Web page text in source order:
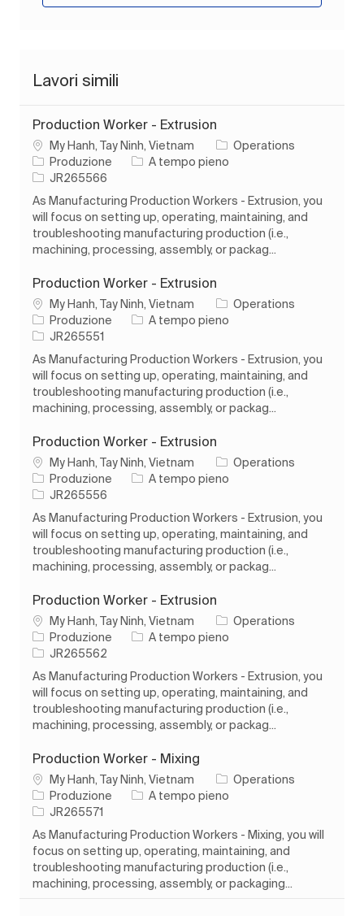
Lavori simili
Production Worker - Extrusion
Ubicazione
My Hanh, Tay Ninh, Vietnam
Operations
Categoria
Produzione Tipo di lavoro
A tempo pieno
ID processo
JR265566
As Manufacturing Production Workers - Extrusion, you
will focus on setting up, operating, maintaining, and
troubleshooting manufacturing production (i.e.,
machining, processing, assembly, or packag...
Production Worker - Extrusion
Ubicazione
My Hanh, Tay Ninh, Vietnam
Operations
Categoria
Produzione Tipo di lavoro
A tempo pieno
ID processo
JR265551
As Manufacturing Production Workers - Extrusion, you
will focus on setting up, operating, maintaining, and
troubleshooting manufacturing production (i.e.,
machining, processing, assembly, or packag...
Production Worker - Extrusion
Ubicazione
My Hanh, Tay Ninh, Vietnam
Operations
Categoria
Produzione Tipo di lavoro
A tempo pieno
ID processo
JR265556
As Manufacturing Production Workers - Extrusion, you
will focus on setting up, operating, maintaining, and
troubleshooting manufacturing production (i.e.,
machining, processing, assembly, or packag...
Production Worker - Extrusion
Ubicazione
My Hanh, Tay Ninh, Vietnam
Operations
Categoria
Produzione Tipo di lavoro
A tempo pieno
ID processo
JR265562
As Manufacturing Production Workers - Extrusion, you
will focus on setting up, operating, maintaining, and
troubleshooting manufacturing production (i.e.,
machining, processing, assembly, or packag...
Production Worker - Mixing
Ubicazione
My Hanh, Tay Ninh, Vietnam
Operations
Categoria
Produzione Tipo di lavoro
A tempo pieno
ID processo
JR265571
As Manufacturing Production Workers - Mixing, you will
focus on setting up, operating, maintaining, and
troubleshooting manufacturing production (i.e.,
machining, processing, assembly, or packaging...